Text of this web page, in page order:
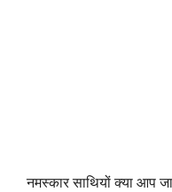
नमस्कार साथियों क्या आप